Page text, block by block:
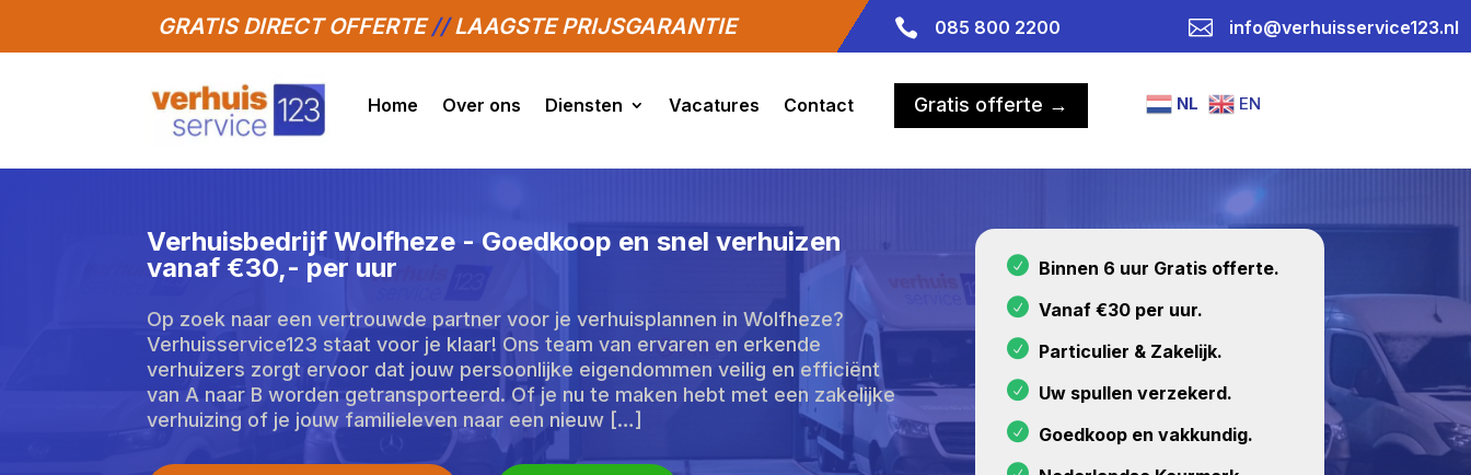
GRATIS DIRECT OFFERTE//LAAGSTE PRIJSGARANTIE  085 800 2200  info@verhuisservice123.nl
Home Over ons Diensten Vacatures Contact Gratis offerte → NL EN
Verhuisbedrijf Wolfheze - Goedkoop en snel verhuizen
vanaf €30,- per uur
Op zoek naar een vertrouwde partner voor je verhuisplannen in Wolfheze?
Verhuisservice123 staat voor je klaar! Ons team van ervaren en erkende
verhuizers zorgt ervoor dat jouw persoonlijke eigendommen veilig en efficiënt
van A naar B worden getransporteerd. Of je nu te maken hebt met een zakelijke
verhuizing of je jouw familieleven naar een nieuw […]
Binnen 6 uur Gratis offerte.
Vanaf €30 per uur.
Particulier & Zakelijk.
Uw spullen verzekerd.
Goedkoop en vakkundig.